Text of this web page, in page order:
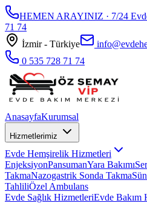
HEMEN ARAYINIZ · 7/24
71 74
İzmir - Türkiye
0 535 728 71 74
AnasayfaKurumsal
Hizmetlerimiz
Evde Hemşirelik Hizmetleri
EnjeksiyonPansumanYara Bakımı
TakmaNazogastrik Sonda Takma
TahliliÖzel Ambulans
Evde Sağlık HizmetleriEvde Bakım